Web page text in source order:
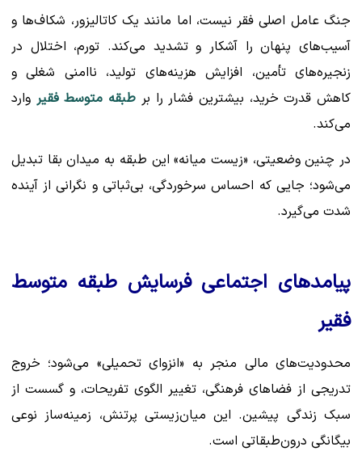
جنگ عامل اصلی فقر نیست، اما مانند یک کاتالیزور، شکاف‌ها و
آسیب‌های پنهان را آشکار و تشدید می‌کند. تورم، اختلال در
زنجیره‌های تأمین، افزایش هزینه‌های تولید، ناامنی شغلی و
کاهش قدرت خرید، بیشترین فشار را بر طبقه متوسط فقیر وارد
می‌کند.
در چنین وضعیتی، «زیست میانه» این طبقه به میدان بقا تبدیل
می‌شود؛ جایی که احساس سرخوردگی، بی‌ثباتی و نگرانی از آینده
شدت می‌گیرد.
پیامدهای اجتماعی فرسایش طبقه متوسط
فقیر
محدودیت‌های مالی منجر به «انزوای تحمیلی» می‌شود؛ خروج
تدریجی از فضاهای فرهنگی، تغییر الگوی تفریحات، و گسست از
سبک زندگی پیشین. این میان‌زیستی پرتنش، زمینه‌ساز نوعی
بیگانگی درون‌طبقاتی است.